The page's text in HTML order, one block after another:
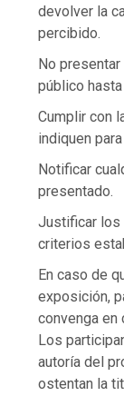
devolver la
percibido.
No
público
Cumplir con
indiquen
Notificar
presentado.
Justificar los
criterios
En caso de
exposición,
convenga en
Los
autoría del
ostentan la